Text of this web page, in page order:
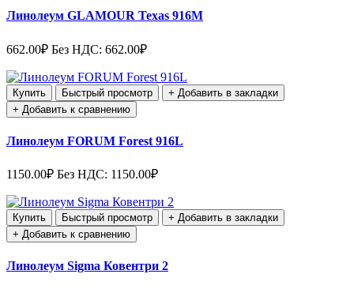
Линолеум GLAMOUR Texas 916M
662.00₽ Без НДС: 662.00₽
Купить Быстрый просмотр
+ Добавить в закладки
+ Добавить к сравнению
Линолеум FORUM Forest 916L
1150.00₽ Без НДС: 1150.00₽
Купить Быстрый просмотр
+ Добавить в закладки
+ Добавить к сравнению
Линолеум Sigma Ковентри 2